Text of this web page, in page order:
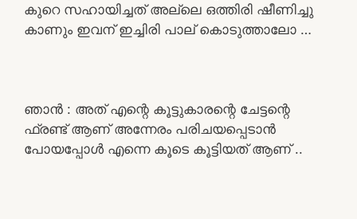
കുറെ സഹായിച്ചത് അല്ലെ ഒത്തിരി ഷീണിച്ചു
കാണും ഇവന് ഇച്ചിരി പാല് കൊടുത്താലോ …
ഞാൻ : അത് എന്റെ കൂട്ടുകാരന്റെ ചേട്ടന്റെ
ഫ്രണ്ട് ആണ് അന്നേരം പരിചയപ്പെടാൻ
പോയപ്പോൾ എന്നെ കൂടെ കൂട്ടിയത് ആണ് ..